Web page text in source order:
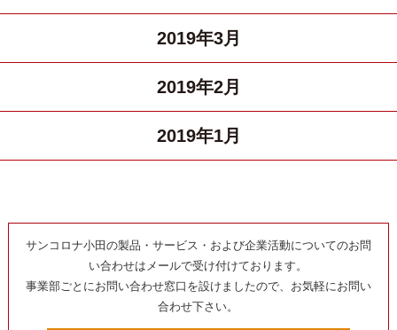
2019年3月
2019年2月
2019年1月
サンコロナ小田の製品・サービス・および企業活動についてのお問
い合わせはメールで受け付けております。
事業部ごとにお問い合わせ窓口を設けましたので、お気軽にお問い
合わせ下さい。